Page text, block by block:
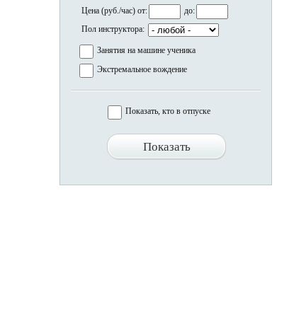
Цена (руб./час) от:
до:
Пол инструктора:
Занятия на машине ученика
Экстремальное вождение
Показать, кто в отпуске